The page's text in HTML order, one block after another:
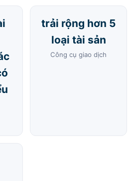
trải rộng hơn 5
loại tài sản
Công cụ giao dịch